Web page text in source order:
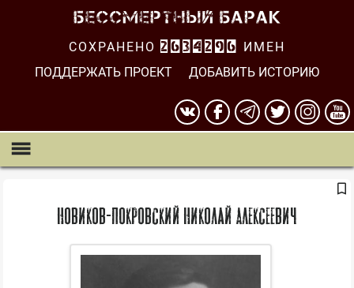
СОХРАНЕНО 2634296
ИМЕН
ПОДДЕРЖАТЬ ПРОЕКТ
ДОБАВИТЬ ИСТОРИЮ
Новиков-Покровский Николай Алексеевич